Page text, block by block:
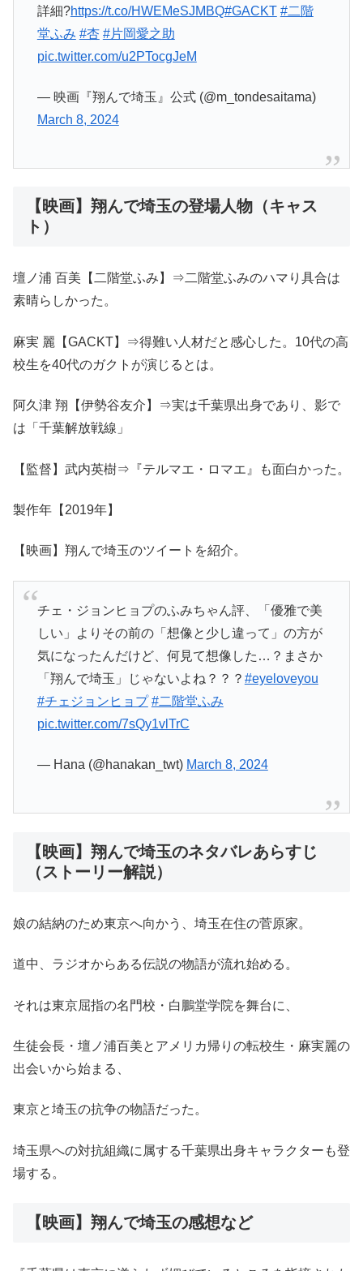
詳細?https://t.co/HWEMeSJMBQ#GACKT #二階
堂ふみ #杏 #片岡愛之助
pic.twitter.com/u2PTocgJeM
— 映画『翔んで埼玉』公式 (@m_tondesaitama)
March 8, 2024
【映画】翔んで埼玉の登場人物（キャス
ト）
壇ノ浦 百美【二階堂ふみ】⇒二階堂ふみのハマり具合は
素晴らしかった。
麻実 麗【GACKT】⇒得難い人材だと感心した。10代の高
校生を40代のガクトが演じるとは。
阿久津 翔【伊勢谷友介】⇒実は千葉県出身であり、影で
は「千葉解放戦線」
【監督】武内英樹⇒『テルマエ・ロマエ』も面白かった。
製作年【2019年】
【映画】翔んで埼玉のツイートを紹介。
チェ・ジョンヒョプのふみちゃん評、「優雅で美
しい」よりその前の「想像と少し違って」の方が
気になったんだけど、何見て想像した…？まさか
「翔んで埼玉」じゃないよね？？？ #eyeloveyou
#チェジョンヒョプ #二階堂ふみ
pic.twitter.com/7sQy1vlTrC
— Hana (@hanakan_twt) March 8, 2024
【映画】翔んで埼玉のネタバレあらすじ
（ストーリー解説）
娘の結納のため東京へ向かう、埼玉在住の菅原家。
道中、ラジオからある伝説の物語が流れ始める。
それは東京屈指の名門校・白鵬堂学院を舞台に、
生徒会長・壇ノ浦百美とアメリカ帰りの転校生・麻実麗の
出会いから始まる、
東京と埼玉の抗争の物語だった。
埼玉県への対抗組織に属する千葉県出身キャラクターも登
場する。
【映画】翔んで埼玉の感想など